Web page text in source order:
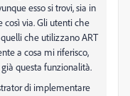
esso si trovi, sia in
così via. Gli utenti che
che utilizzano ART
a cosa mi riferisco,
questa funzionalità.
di implementare